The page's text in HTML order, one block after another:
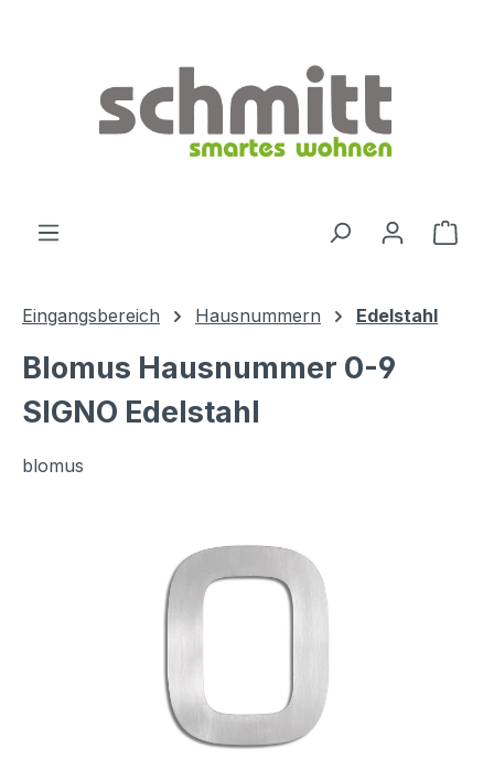
Eingangsbereich Hausnummern Edelstahl
Blomus Hausnummer 0-9
SIGNO Edelstahl
blomus